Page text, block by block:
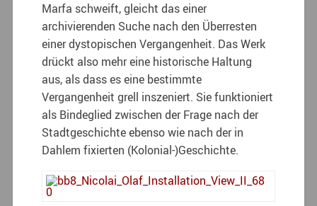
Marfa schweift, gleicht das einer
archivierenden Suche nach den Überresten
einer dystopischen Vergangenheit. Das Werk
drückt also mehr eine historische Haltung
aus, als dass es eine bestimmte
Vergangenheit grell inszeniert. Sie funktioniert
als Bindeglied zwischen der Frage nach der
Stadtgeschichte ebenso wie nach der in
Dahlem fixierten (Kolonial-)Geschichte.